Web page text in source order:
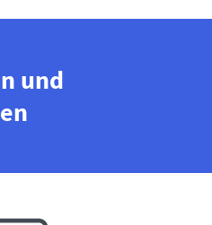
und